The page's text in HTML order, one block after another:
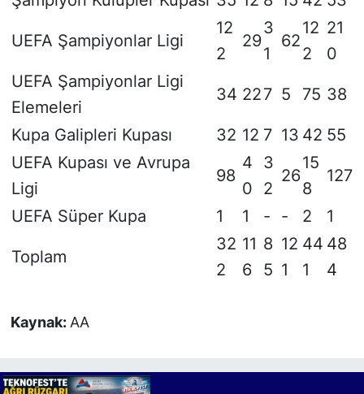
UEFA Şampiyonlar Ligi
12
2
29
3
1
62
12
2
21
0
UEFA Şampiyonlar Ligi
Elemeleri
34 227 5 75 38
Kupa Galipleri Kupası 32 12 7 13 42 55
UEFA Kupası ve Avrupa
Ligi
98
4
0
3
2
26
15
8
127
UEFA Süper Kupa 1 1 - - 2 1
Toplam
32
2
11
6
8
5
12
1
44
1
48
4
Kaynak: AA